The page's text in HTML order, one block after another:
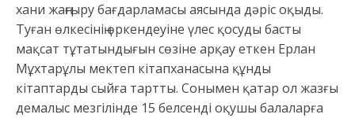
хани жаңғыру бағдарламасы аясында дәріс оқыды.
Туған өлкесінің өркендеуіне үлес қосуды басты
мақсат тұтатындығын сөзіне арқау еткен Ерлан
Мұхтарұлы мектеп кітапханасына құнды
кітаптарды сыйға тарт­ты. Сонымен қатар ол жазғы
демалыс мезгілінде 15 белсенді оқушы балаларға